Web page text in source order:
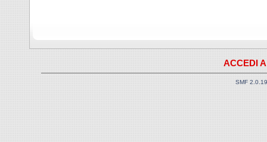
ACCEDI
SMF 2.0.19